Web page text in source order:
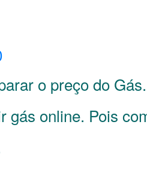
o preço do
gás online. Pois